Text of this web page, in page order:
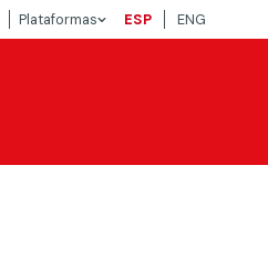
Plataformas ESP ENG